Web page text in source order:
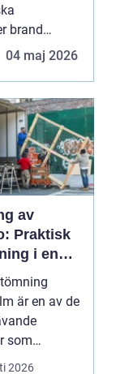
brand
får fäste.
04 maj 2026
av
Praktisk
i en
är en av de
som
2026